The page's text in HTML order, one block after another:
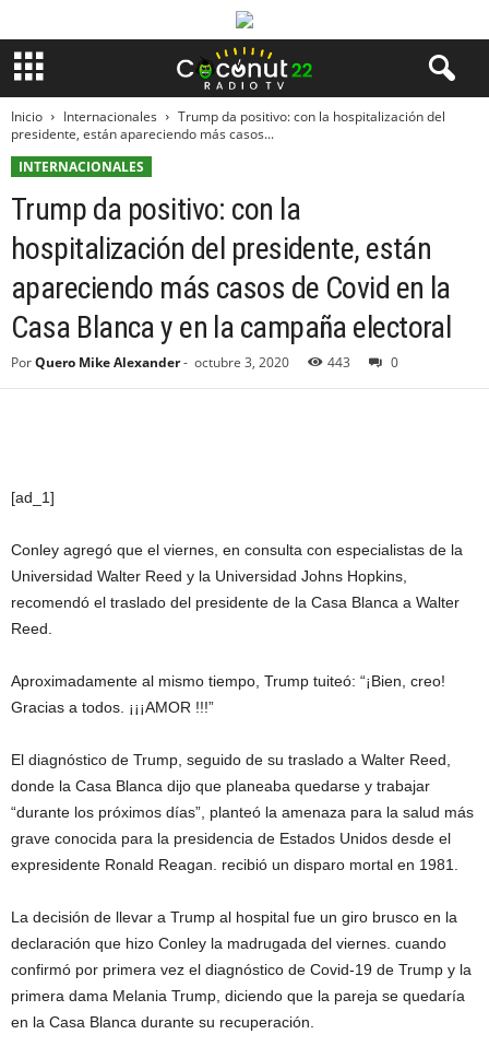
Inicio Internacionales
Trump da positivo: con la hospitalización del
presidente, están apareciendo más casos...
INTERNACIONALES
Trump da positivo: con la
hospitalización del presidente, están
apareciendo más casos de Covid en la
Casa Blanca y en la campaña electoral
PorQuero Mike Alexander- octubre 3, 2020 443 0
[ad_1]
Conley agregó que el viernes, en consulta con especialistas de la
Universidad Walter Reed y la Universidad Johns Hopkins,
recomendó el traslado del presidente de la Casa Blanca a Walter
Reed.
Aproximadamente al mismo tiempo, Trump tuiteó: “¡Bien, creo!
Gracias a todos. ¡¡¡AMOR !!!”
El diagnóstico de Trump, seguido de su traslado a Walter Reed,
donde la Casa Blanca dijo que planeaba quedarse y trabajar
“durante los próximos días”, planteó la amenaza para la salud más
grave conocida para la presidencia de Estados Unidos desde el
expresidente Ronald Reagan. recibió un disparo mortal en 1981.
La decisión de llevar a Trump al hospital fue un giro brusco en la
declaración que hizo Conley la madrugada del viernes. cuando
confirmó por primera vez el diagnóstico de Covid-19 de Trump y la
primera dama Melania Trump, diciendo que la pareja se quedaría
en la Casa Blanca durante su recuperación.